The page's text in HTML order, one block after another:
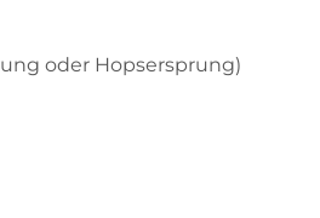
SUCHEN
oder Hopsersprung)